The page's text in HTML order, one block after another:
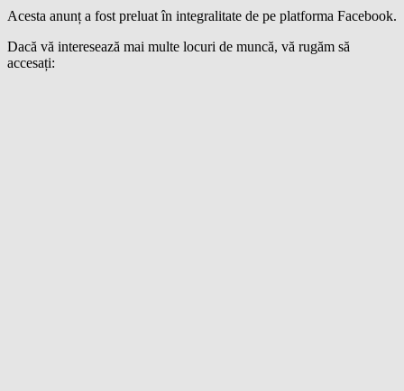
Acesta anunț a fost preluat în integralitate de pe platforma Facebook.
Dacă vă interesează mai multe locuri de muncă, vă rugăm să
accesați: